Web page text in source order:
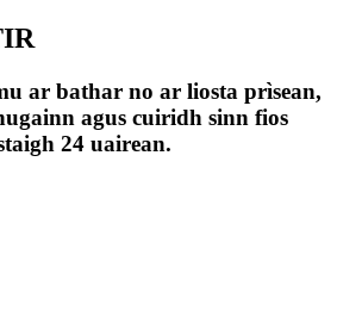
ar bathar no ar liosta prìsean,
agus cuiridh sinn fios
24 uairean.